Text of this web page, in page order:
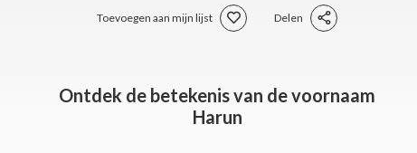
Toevoegen aan mijn lijst Delen
Ontdek de betekenis van de voornaam
Harun